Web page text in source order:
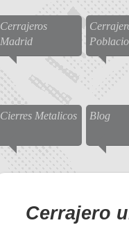
Cerrajeros
Madrid
Cierres Metalicos Blog
Cerrajero